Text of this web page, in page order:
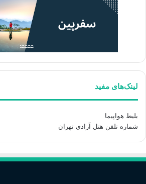
لینک‌های مفید
بلیط هواپیما
شماره تلفن هتل آزادی تهران